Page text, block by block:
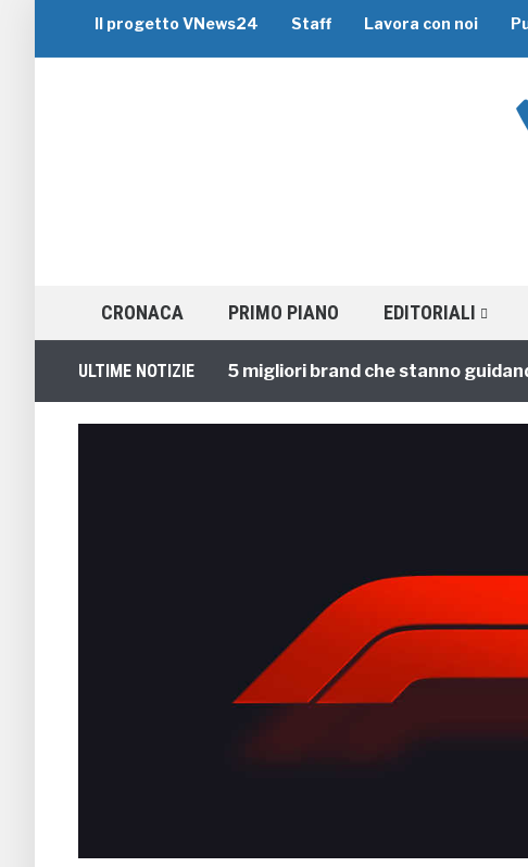
Il progetto VNews24 Staff Lavora con noi
CRONACA PRIMO PIANO EDITORIALI
ULTIME NOTIZIE
Viaggi di Gruppo: i 5 migliori brand che stanno guidando il